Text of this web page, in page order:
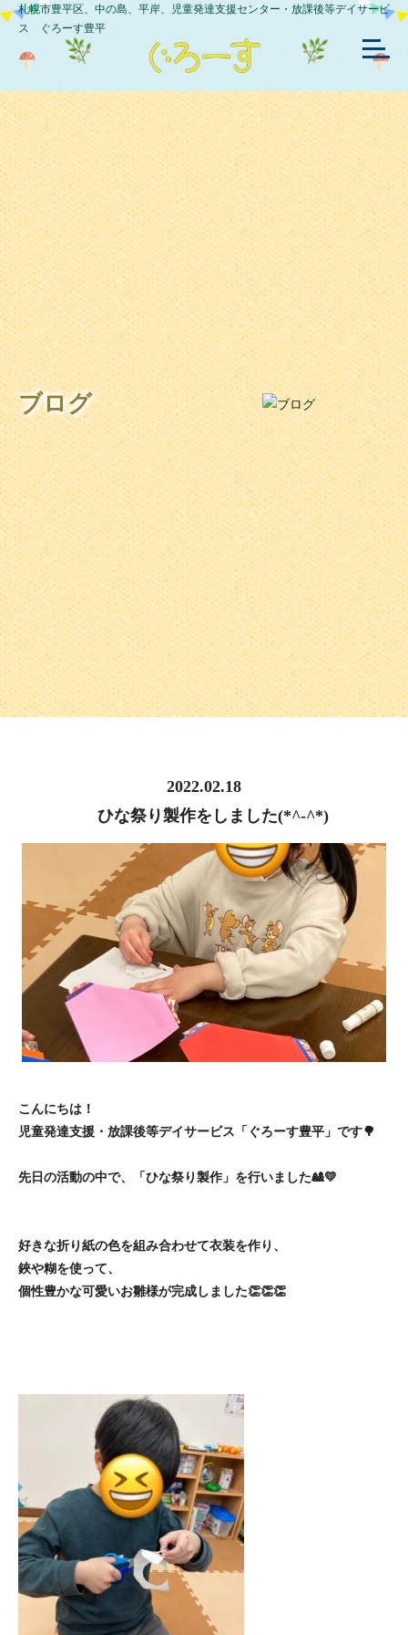
札幌市豊平区、中の島、平岸、児童発達支援センター・放課後等デイサービ
ス ぐろーす豊平
ブログ
2022.02.18
ひな祭り製作をしました(*^-^*)
こんにちは！
児童発達支援・放課後等デイサービス「ぐろーす豊平」です🌳
先日の活動の中で、「ひな祭り製作」を行いました🎎💛
好きな折り紙の色を組み合わせて衣装を作り、
鋏や糊を使って、
個性豊かな可愛いお雛様が完成しました👏👏👏